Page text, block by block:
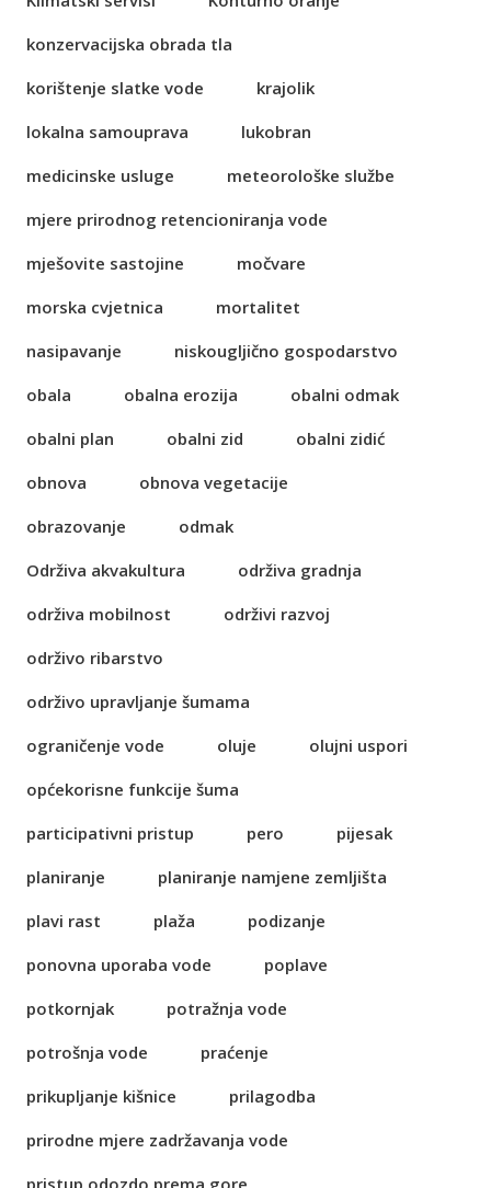
konzervacijska obrada tla
korištenje slatke vode
krajolik
lokalna samouprava
lukobran
medicinske usluge
meteorološke službe
mjere prirodnog retencioniranja vode
mješovite sastojine
močvare
morska cvjetnica
mortalitet
nasipavanje
niskougljično gospodarstvo
obala
obalna erozija
obalni odmak
obalni plan
obalni zid
obalni zidić
obnova
obnova vegetacije
obrazovanje
odmak
Održiva akvakultura
održiva gradnja
održiva mobilnost
održivi razvoj
održivo ribarstvo
održivo upravljanje šumama
ograničenje vode
oluje
olujni uspori
općekorisne funkcije šuma
participativni pristup
pero
pijesak
planiranje
planiranje namjene zemljišta
plavi rast
plaža
podizanje
ponovna uporaba vode
poplave
potkornjak
potražnja vode
potrošnja vode
praćenje
prikupljanje kišnice
prilagodba
prirodne mjere zadržavanja vode
pristup odozdo prema gore